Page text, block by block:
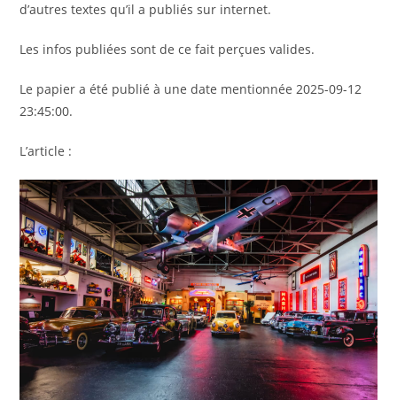
d’autres textes qu’il a publiés sur internet.
Les infos publiées sont de ce fait perçues valides.
Le papier a été publié à une date mentionnée 2025-09-12
23:45:00.
L’article :